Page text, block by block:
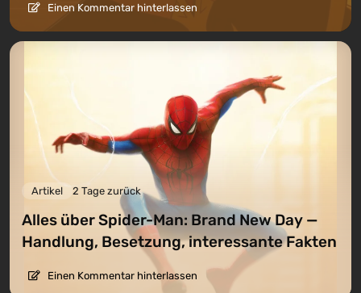
Einen Kommentar hinterlassen
Artikel 2 Tage zurück
Alles über Spider-Man: Brand New Day —
Handlung, Besetzung, interessante Fakten
Einen Kommentar hinterlassen